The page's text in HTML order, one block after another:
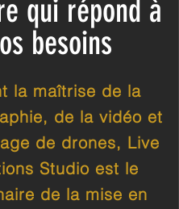
qui répond à
besoins
la maîtrise de la
de la vidéo et
de drones, Live
Studio est le
de la mise en